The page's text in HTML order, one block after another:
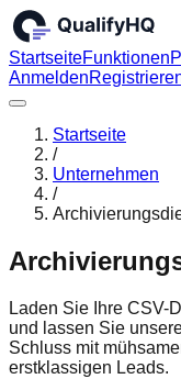
StartseiteFunktionen
Anmelden
Startseite
/
Unternehmen
/
Laden Sie Ihre CSV-
und lassen Sie
Schluss mit
erstklassigen Leads.